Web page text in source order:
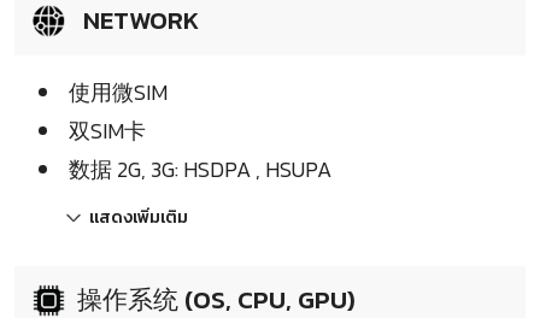
NETWORK
使用微SIM
双SIM卡
数据 2G, 3G: HSDPA , HSUPA
แสดงเพิ่มเติม
操作系统 (OS, CPU, GPU)